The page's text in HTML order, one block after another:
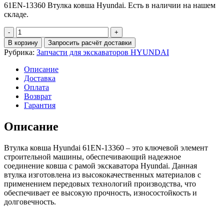
61EN-13360 Втулка ковша Hyundai. Есть в наличии на нашем
складе.
Количество
61EN-
13360
Втулка
ковша
Hyundai
В корзину Запросить расчёт доставки
Рубрика: Запчасти для экскаваторов HYUNDAI
Описание
Доставка
Оплата
Возврат
Гарантия
Описание
Втулка ковша Hyundai 61EN-13360 – это ключевой элемент
строительной машины, обеспечивающий надежное
соединение ковша с рамой экскаватора Hyundai. Данная
втулка изготовлена из высококачественных материалов с
применением передовых технологий производства, что
обеспечивает ее высокую прочность, износостойкость и
долговечность.